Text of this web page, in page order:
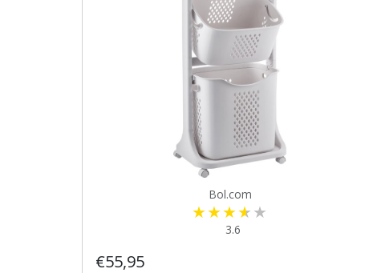
Bol.com
3.6
€55,95